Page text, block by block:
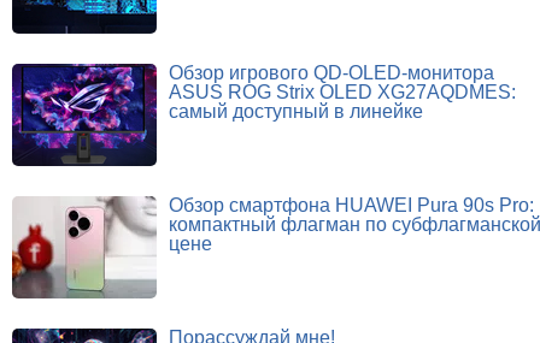
Обзор игрового QD-OLED-монитора
ASUS ROG Strix OLED XG27AQDMES:
самый доступный в линейке
Обзор смартфона HUAWEI Pura 90s Pro:
компактный флагман по субфлагманской
цене
Порассуждай мне!